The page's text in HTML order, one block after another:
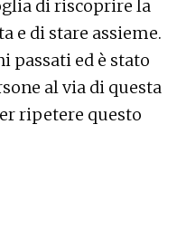
di riscoprire la
e di stare assieme.
passati ed è stato
al via di questa
ripetere questo